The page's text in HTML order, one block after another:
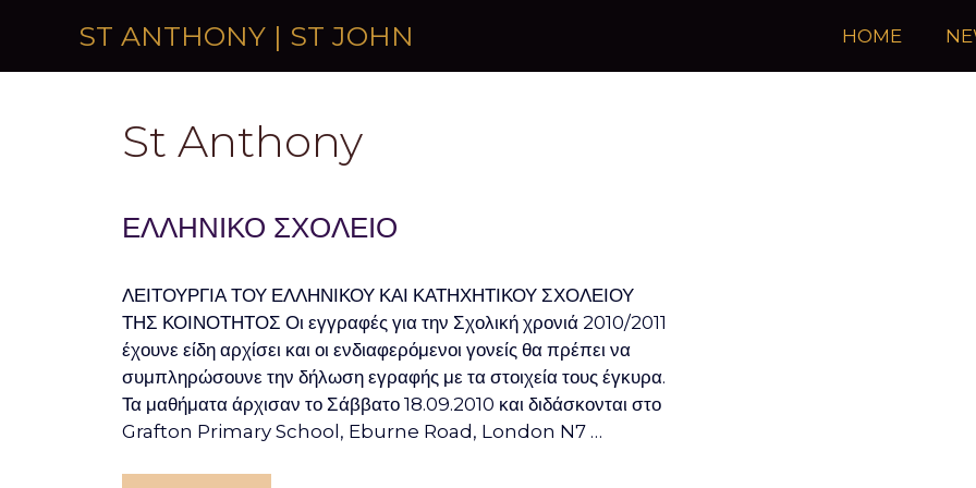
ST ANTHONY | ST JOHN HOME
St Anthony
ΕΛΛΗΝΙΚΟ ΣΧΟΛΕΙΟ
ΛΕΙΤΟΥΡΓΙΑ ΤΟΥ ΕΛΛΗΝΙΚΟΥ ΚΑΙ ΚΑΤΗΧΗΤΙΚΟΥ ΣΧΟΛΕΙΟΥ
ΤΗΣ ΚΟΙΝΟΤΗΤΟΣ Οι εγγραφές για την Σχολική χρονιά 2010/2011
έχουνε είδη αρχίσει και οι ενδιαφερόμενοι γονείς θα πρέπει να
συμπληρώσουνε την δήλωση εγραφής με τα στοιχεία τους έγκυρα.
Τα μαθήματα άρχισαν το Σάββατο 18.09.2010 και διδάσκονται στο
Grafton Primary School, Eburne Road, London N7 …